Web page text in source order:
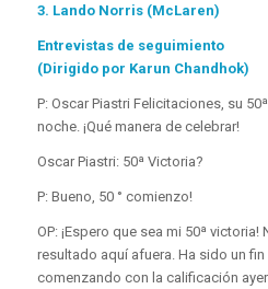
3. Lando Norris (McLaren)
Entrevistas de seguimiento
(Dirigido por Karun Chandhok)
P: Oscar Piastri Felicitaciones, su
noche. ¡Qué manera de celebrar!
Oscar Piastri: 50ª Victoria?
P: Bueno, 50 ° comienzo!
OP: ¡Espero que sea mi 50ª
resultado aquí afuera. Ha sido un
comenzando con la calificación